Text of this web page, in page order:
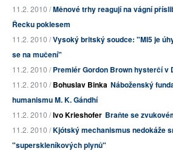
11.2. 2010 /Měnové trhy reagují na vágní
Řecku poklesem
11.2. 2010 /Vysoký britský soudce: "MI5 je
se na mučení"
11.2. 2010 /Premiér Gordon Brown hysterčí v
11.2. 2010 /Bohuslav Binka Náboženský
humanismu M. K. Gándhí
11.2. 2010 /Ivo Krieshofer Braňte se
11.2. 2010 /Kjótský mechanismus nedokáže
"superskleníkových plynů"